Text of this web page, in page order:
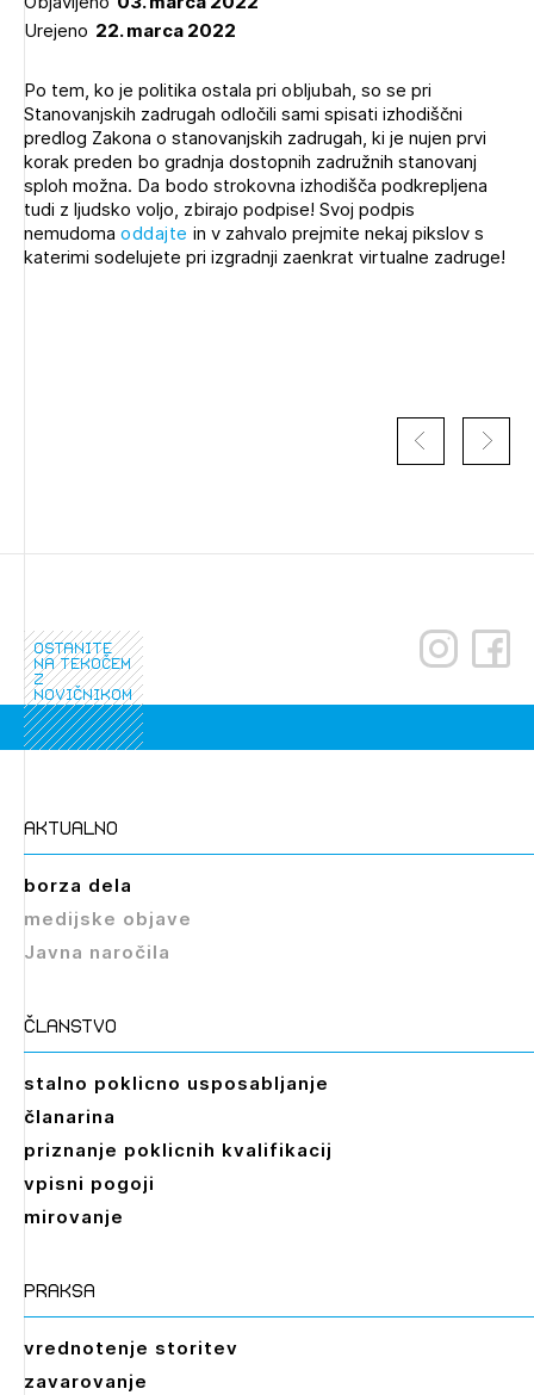
POZABLJENO GESLO
REGISTRIRAJTE SE
Urejeno 22. marca 2022
Po tem, ko je politika ostala pri obljubah, so se pri
Stanovanjskih zadrugah odločili sami spisati izhodiščni
predlog Zakona o stanovanjskih zadrugah, ki je nujen prvi
korak preden bo gradnja dostopnih zadružnih stanovanj
sploh možna. Da bodo strokovna izhodišča podkrepljena
tudi z ljudsko voljo, zbirajo podpise! Svoj podpis
nemudoma oddajte in v zahvalo prejmite nekaj pikslov s
katerimi sodelujete pri izgradnji zaenkrat virtualne zadruge!
ostanite
na tekočem
z
novičnikom
aktualno
borza dela
medijske objave
Javna naročila
članstvo
stalno poklicno usposabljanje
članarina
priznanje poklicnih kvalifikacij
vpisni pogoji
mirovanje
praksa
vrednotenje storitev
zavarovanje
Novičnik natečajev
Dnevne medijske objave
NAPREJ